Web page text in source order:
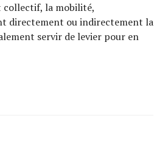
collectif, la mobilité,
directement ou indirectement la
servir de levier pour en
la planification urbaine